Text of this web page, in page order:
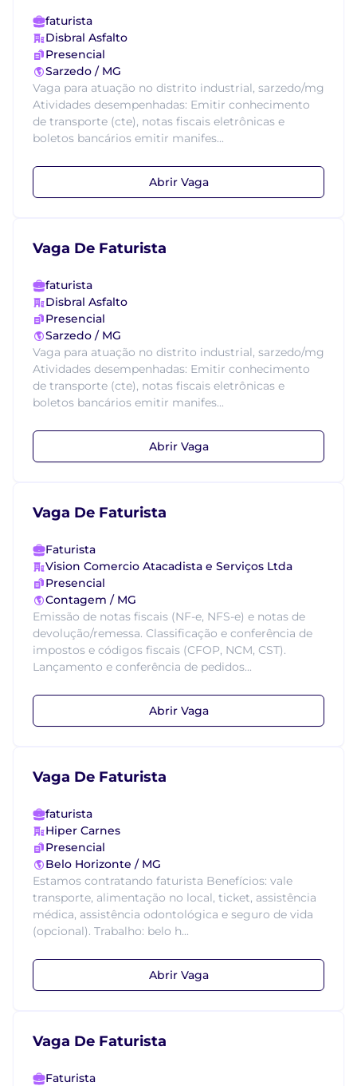
faturista
Disbral Asfalto
Presencial
Sarzedo / MG
Vaga para atuação no distrito industrial, sarzedo/mg
Atividades desempenhadas: Emitir conhecimento
de transporte (cte), notas fiscais eletrônicas e
boletos bancários emitir manifes...
Abrir Vaga
Vaga De Faturista
faturista
Disbral Asfalto
Presencial
Sarzedo / MG
Vaga para atuação no distrito industrial, sarzedo/mg
Atividades desempenhadas: Emitir conhecimento
de transporte (cte), notas fiscais eletrônicas e
boletos bancários emitir manifes...
Abrir Vaga
Vaga De Faturista
Faturista
Vision Comercio Atacadista e Serviços Ltda
Presencial
Contagem / MG
Emissão de notas fiscais (NF-e, NFS-e) e notas de
devolução/remessa. Classificação e conferência de
impostos e códigos fiscais (CFOP, NCM, CST).
Lançamento e conferência de pedidos...
Abrir Vaga
Vaga De Faturista
faturista
Hiper Carnes
Presencial
Belo Horizonte / MG
Estamos contratando faturista Benefícios: vale
transporte, alimentação no local, ticket, assistência
médica, assistência odontológica e seguro de vida
(opcional). Trabalho: belo h...
Abrir Vaga
Vaga De Faturista
Faturista